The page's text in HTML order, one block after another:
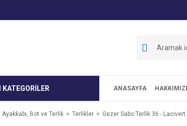
ANASAYFA
Ayakkabı, Bot ve Terlik Terlikler Gezer Sabo Terlik 36 - Lacivert